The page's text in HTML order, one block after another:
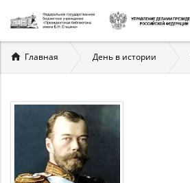
Вы
здесь
Главная День в истории